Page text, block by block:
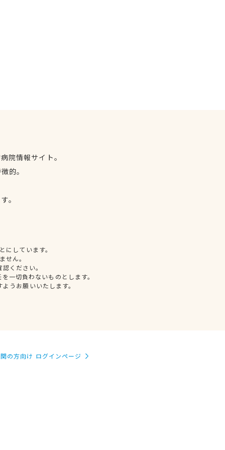
院情報サイト。
的。
。
しています。
せん。
ください。
一切負わないものとします。
うお願いいたします。
の方向け ログインページ